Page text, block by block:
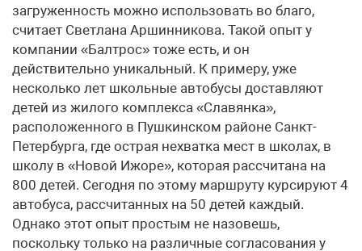
загруженность можно использовать во благо,
считает Светлана Аршинникова. Такой опыт у
компании «Балтрос» тоже есть, и он
действительно уникальный. К примеру, уже
несколько лет школьные автобусы доставляют
детей из жилого комплекса «Славянка»,
расположенного в Пушкинском районе Санкт-
Петербурга, где острая нехватка мест в школах, в
школу в «Новой Ижоре», которая рассчитана на
800 детей. Сегодня по этому маршруту курсируют 4
автобуса, рассчитанных на 50 детей каждый.
Однако этот опыт простым не назовешь,
поскольку только на различные согласования у